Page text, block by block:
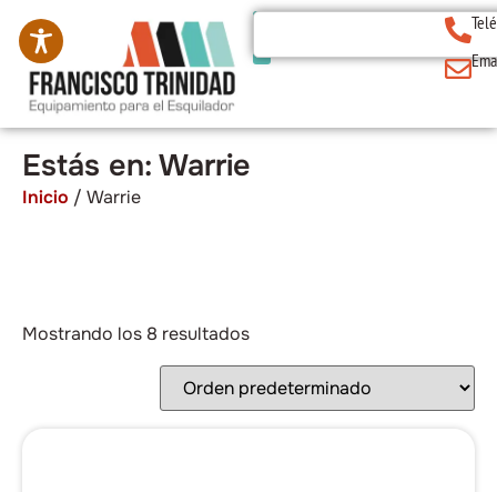
Estás en: Warrie
Inicio / Warrie
Mostrando los 8 resultados